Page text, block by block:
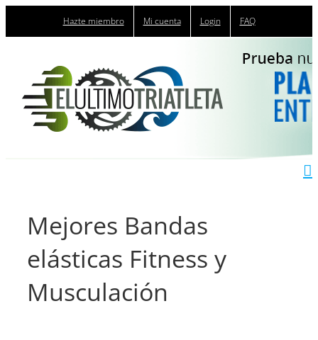
Hazte miembro Mi cuenta Login FAQ
Mejores Bandas
elásticas Fitness y
Musculación